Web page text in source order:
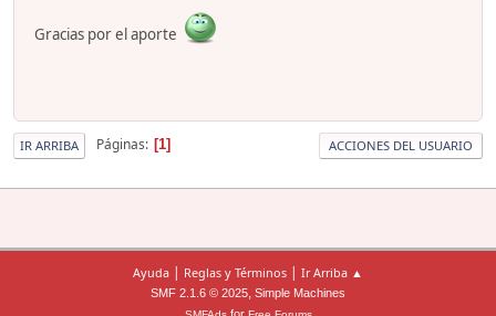
Gracias por el aporte
IR ARRIBA Páginas 1 ACCIONES DEL USUARIO
Ayuda | Reglas y Términos | Ir Arriba ▲
SMF 2.1.6 © 2025, Simple Machines